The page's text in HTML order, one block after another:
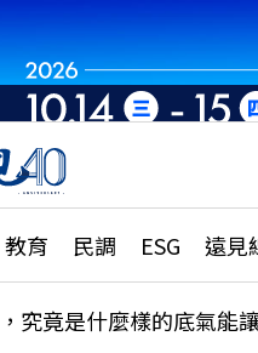
教育 民調 ESG 遠見
升學、職涯攻略
市施政調查全解析
究竟是什麼樣的底氣能